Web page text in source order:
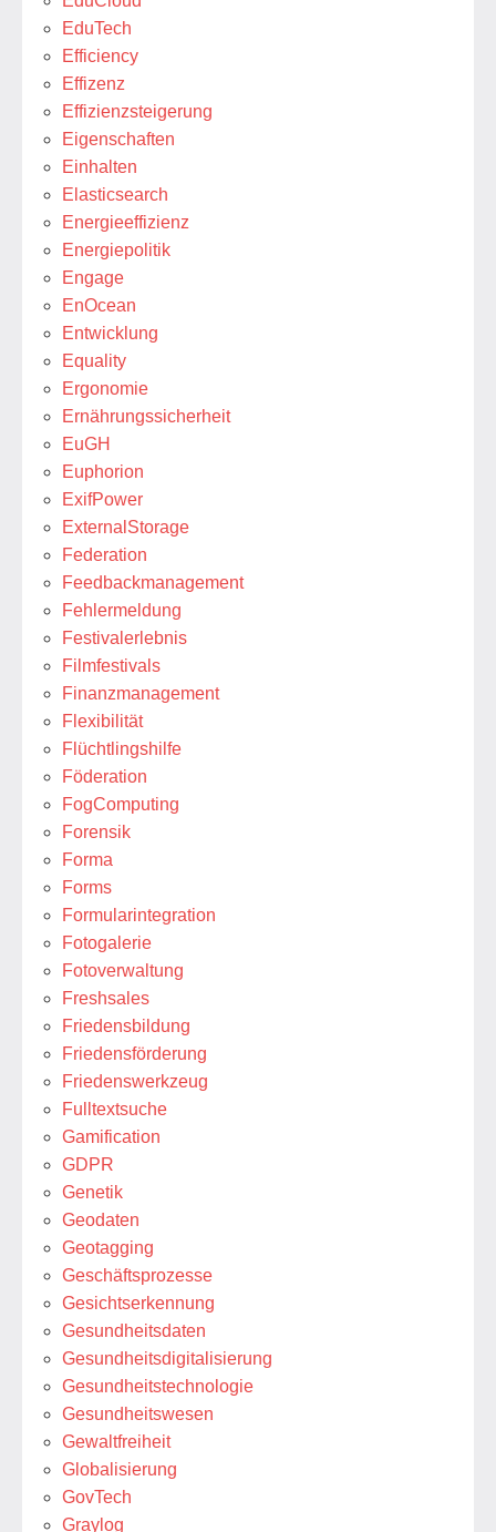
EduTech
Efficiency
Effizenz
Effizienzsteigerung
Eigenschaften
Einhalten
Elasticsearch
Energieeffizienz
Energiepolitik
Engage
EnOcean
Entwicklung
Equality
Ergonomie
Ernährungssicherheit
EuGH
Euphorion
ExifPower
ExternalStorage
Federation
Feedbackmanagement
Fehlermeldung
Festivalerlebnis
Filmfestivals
Finanzmanagement
Flexibilität
Flüchtlingshilfe
Föderation
FogComputing
Forensik
Forma
Forms
Formularintegration
Fotogalerie
Fotoverwaltung
Freshsales
Friedensbildung
Friedensförderung
Friedenswerkzeug
Fulltextsuche
Gamification
GDPR
Genetik
Geodaten
Geotagging
Geschäftsprozesse
Gesichtserkennung
Gesundheitsdaten
Gesundheitsdigitalisierung
Gesundheitstechnologie
Gesundheitswesen
Gewaltfreiheit
Globalisierung
GovTech
Graylog